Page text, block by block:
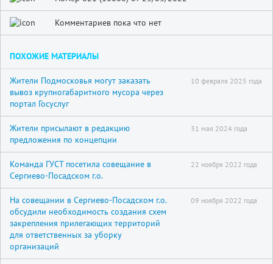
Комментариев пока что нет
ПОХОЖИЕ МАТЕРИАЛЫ
Жители Подмосковья могут заказать
вывоз крупногабаритного мусора через
портал Госуслуг
10 февраля 2025 года
Жители присылают в редакцию
предложения по концепции
31 мая 2024 года
Команда ГУСТ посетила совещание в
Сергиево-Посадском г.о.
22 ноября 2022 года
На совещании в Сергиево-Посадском г.о.
обсудили необходимость создания схем
закрепления прилегающих территорий
для ответственных за уборку
организаций
09 ноября 2022 года